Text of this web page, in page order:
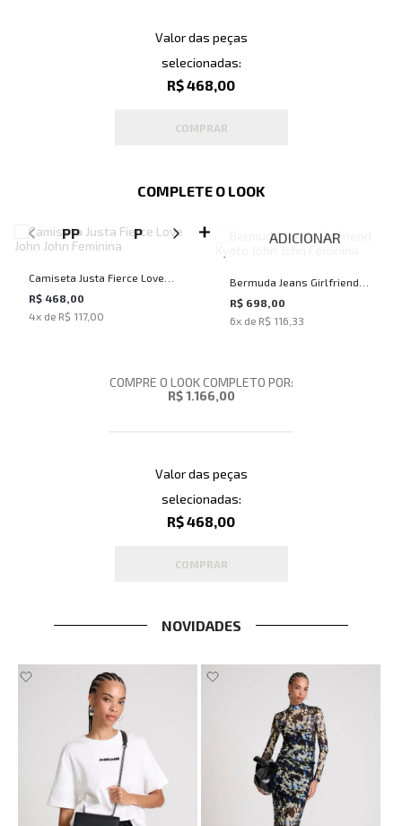
Valor das peças
selecionadas:
R$ 468,00
COMPRAR
COMPLETE O LOOK
PP P M G
Camiseta Justa Fierce Love
John John Feminina
R$ 468,00
4x de R$ 117,00
ADICIONAR
Bermuda Jeans Girlfriend
Kyoto John John Feminina
R$ 698,00
6x de R$ 116,33
COMPRE O LOOK COMPLETO POR:
R$ 1.166,00
Valor das peças
selecionadas:
R$ 468,00
COMPRAR
NOVIDADES